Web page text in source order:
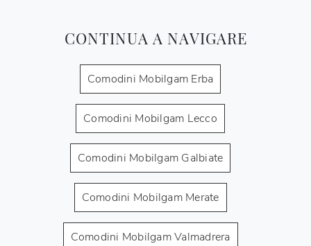
CONTINUA A NAVIGARE
Comodini Mobilgam Erba
Comodini Mobilgam Lecco
Comodini Mobilgam Galbiate
Comodini Mobilgam Merate
Comodini Mobilgam Valmadrera